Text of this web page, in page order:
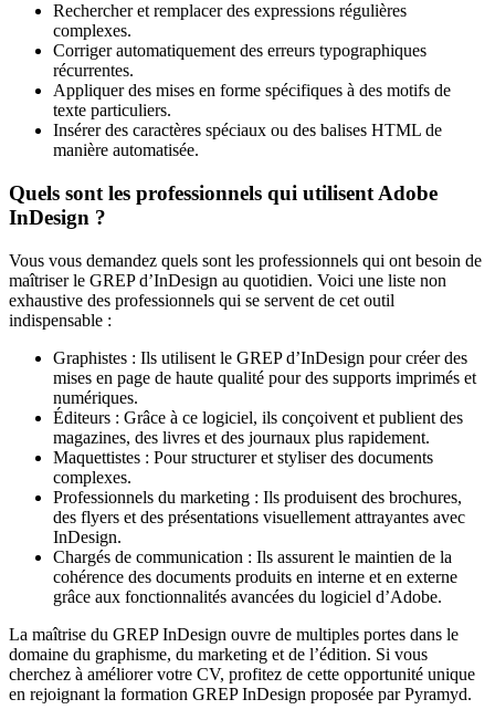
Rechercher et remplacer des expressions régulières
complexes.
Corriger automatiquement des erreurs typographiques
récurrentes.
Appliquer des mises en forme spécifiques à des motifs de
texte particuliers.
Insérer des caractères spéciaux ou des balises HTML de
manière automatisée.
Quels sont les professionnels qui utilisent Adobe
InDesign ?
Vous vous demandez quels sont les professionnels qui ont besoin de
maîtriser le GREP d’InDesign au quotidien. Voici une liste non
exhaustive des professionnels qui se servent de cet outil
indispensable :
Graphistes : Ils utilisent le GREP d’InDesign pour créer des
mises en page de haute qualité pour des supports imprimés et
numériques.
Éditeurs : Grâce à ce logiciel, ils conçoivent et publient des
magazines, des livres et des journaux plus rapidement.
Maquettistes : Pour structurer et styliser des documents
complexes.
Professionnels du marketing : Ils produisent des brochures,
des flyers et des présentations visuellement attrayantes avec
InDesign.
Chargés de communication : Ils assurent le maintien de la
cohérence des documents produits en interne et en externe
grâce aux fonctionnalités avancées du logiciel d’Adobe.
La maîtrise du GREP InDesign ouvre de multiples portes dans le
domaine du graphisme, du marketing et de l’édition. Si vous
cherchez à améliorer votre CV, profitez de cette opportunité unique
en rejoignant la formation GREP InDesign proposée par Pyramyd.